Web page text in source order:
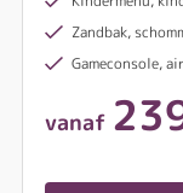
Zandbak,
Gameconsole,
vanaf